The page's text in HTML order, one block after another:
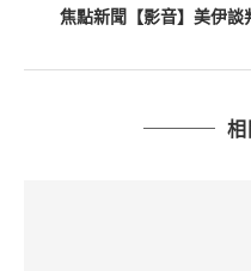
焦點新聞【影音】美伊